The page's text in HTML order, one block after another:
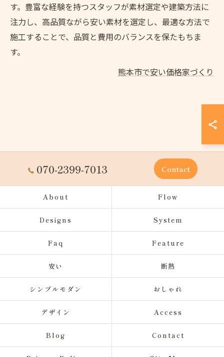
す。豊富な経験を持つスタッフが素材選定や建築方法に
注力し、高品質ながら安い素材を選定し、最適な方法で
施工することで、品質と費用のバランスを保たもちま
す。
熊本市で安い価格家づくり
070-2399-7013 Contact
About Flow
Designs System
Faq Feature
安い 断熱
シンプルモダン おしゃれ
デザイン Access
Blog Contact